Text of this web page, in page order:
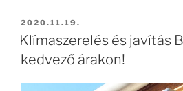
BEKÜLDVE:
2020.11.19.
Klímaszerelés és javítás
kedvező árakon!